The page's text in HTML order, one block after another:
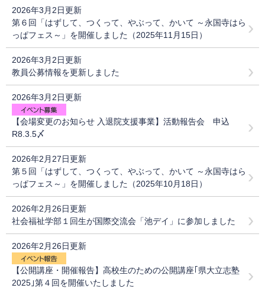
2026年3月2日更新
第６回「はずして、つくって、やぶって、かいて ～永国寺はら
っぱフェス～」を開催しました（2025年11月15日）
2026年3月2日更新
教員公募情報を更新しました
2026年3月2日更新
【会場変更のお知らせ 入退院支援事業】活動報告会 申込
R8.3.5〆
2026年2月27日更新
第５回「はずして、つくって、やぶって、かいて ～永国寺はら
っぱフェス～」を開催しました（2025年10月18日）
2026年2月26日更新
社会福祉学部１回生が国際交流会「池デイ」に参加しました
2026年2月26日更新
【公開講座・開催報告】高校生のための公開講座｢県大立志塾
2025｣第４回を開催いたしました